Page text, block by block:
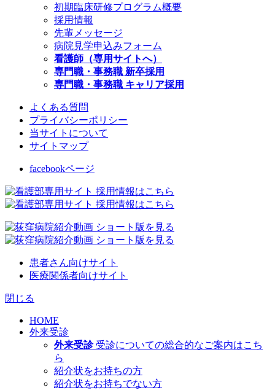
初期臨床研修プログラム概要
採用情報
先輩メッセージ
病院見学申込みフォーム
看護師（専用サイトへ）
専門職・事務職 新卒採用
専門職・事務職 キャリア採用
よくある質問
プライバシーポリシー
当サイトについて
サイトマップ
facebookページ
患者さん向けサイト
医療関係者向けサイト
閉じる
HOME
外来受診
外来受診 受診についての総合的なご案内はこち
ら
紹介状をお持ちの方
紹介状をお持ちでない方